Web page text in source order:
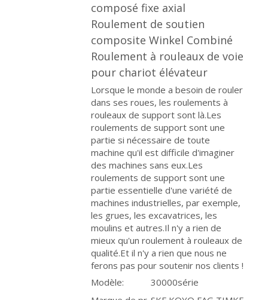
composé fixe axial
Roulement de soutien
composite Winkel Combiné
Roulement à rouleaux de voie
pour chariot élévateur
Lorsque le monde a besoin de rouler
dans ses roues, les roulements à
rouleaux de support sont là.Les
roulements de support sont une
partie si nécessaire de toute
machine qu'il est difficile d'imaginer
des machines sans eux.Les
roulements de support sont une
partie essentielle d'une variété de
machines industrielles, par exemple,
les grues, les excavatrices, les
moulins et autres.Il n'y a rien de
mieux qu'un roulement à rouleaux de
qualité.Et il n'y a rien que nous ne
ferons pas pour soutenir nos clients !
Modèle:
30000série